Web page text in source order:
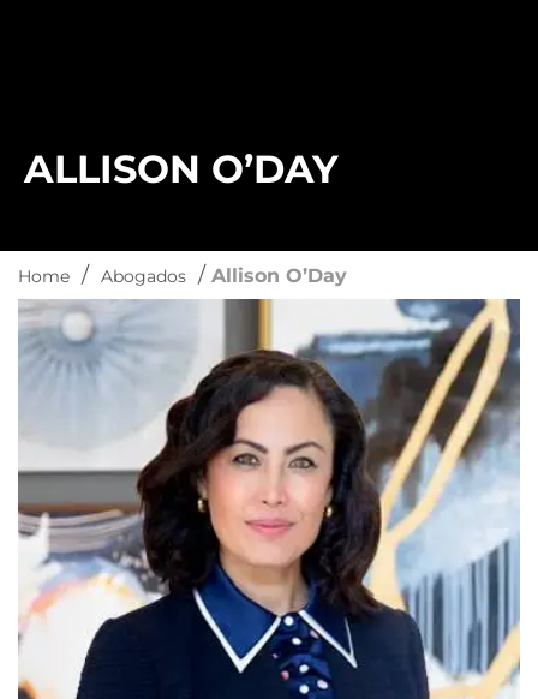
ALLISON O’DAY
Home / Abogados / Allison O’Day